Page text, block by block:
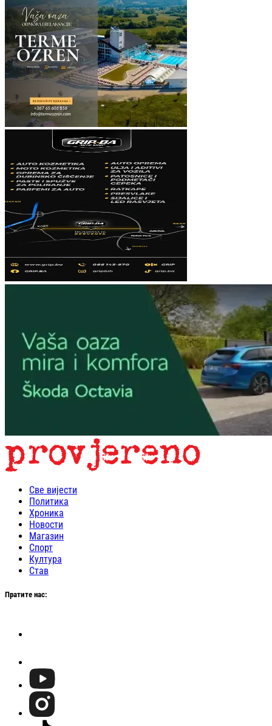
Све вијести
Политика
Хроника
Новости
Магазин
Спорт
Култура
Став
Пратите нас: